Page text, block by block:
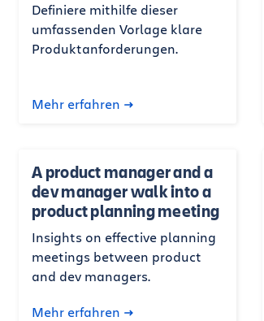
Definiere mithilfe dieser
umfassenden Vorlage klare
Produktanforderungen.
Mehr erfahren
A product manager and a
dev manager walk into a
product planning meeting
Insights on effective planning
meetings between product
and dev managers.
Mehr erfahren